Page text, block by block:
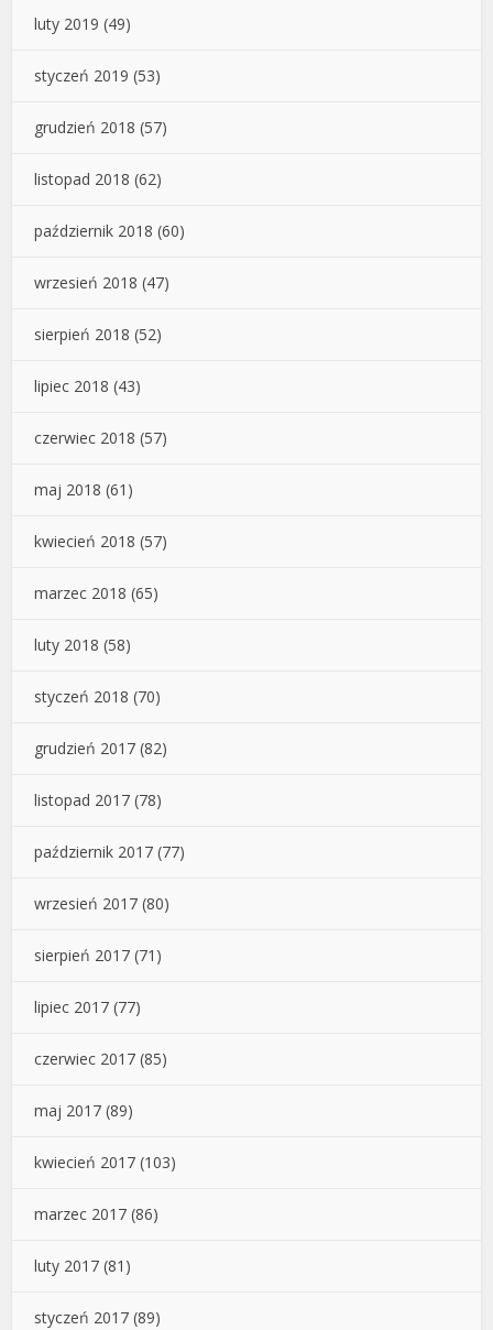
luty 2019 (49)
styczeń 2019 (53)
grudzień 2018 (57)
listopad 2018 (62)
październik 2018 (60)
wrzesień 2018 (47)
sierpień 2018 (52)
lipiec 2018 (43)
czerwiec 2018 (57)
maj 2018 (61)
kwiecień 2018 (57)
marzec 2018 (65)
luty 2018 (58)
styczeń 2018 (70)
grudzień 2017 (82)
listopad 2017 (78)
październik 2017 (77)
wrzesień 2017 (80)
sierpień 2017 (71)
lipiec 2017 (77)
czerwiec 2017 (85)
maj 2017 (89)
kwiecień 2017 (103)
marzec 2017 (86)
luty 2017 (81)
styczeń 2017 (89)